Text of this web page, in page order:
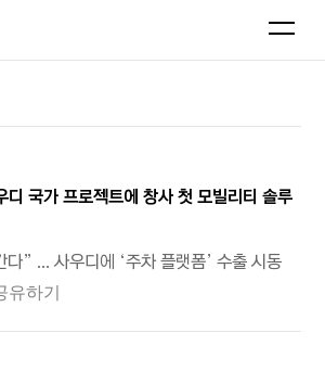
펼치기
디 국가 프로젝트에 창사 첫 모빌리티 솔루
다” … 사우디에 ‘주차 플랫폼’ 수출 시동
유하기
사